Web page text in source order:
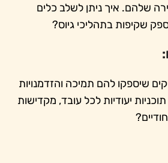
שלהם. איך ניתן לשלב כלים
שקיפות בתהליכי גיוס?
שיספקו להם תמיכה והזדמנויות
יעודיות לכל עובד, מקדישות